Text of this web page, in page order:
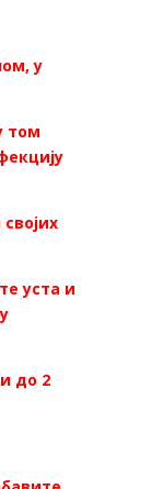
у
том
уста и
до 2